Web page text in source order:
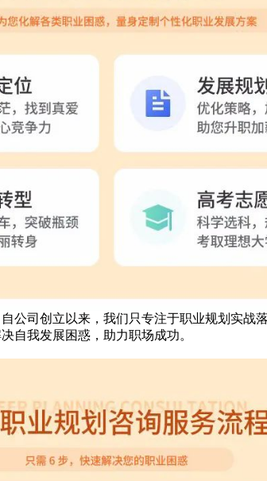
公司创立以来，我们只专注于职业规划实战
自我发展困惑，助力职场成功。